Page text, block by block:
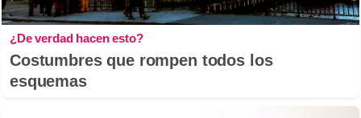
¿De verdad hacen esto?
Costumbres que rompen todos los
esquemas